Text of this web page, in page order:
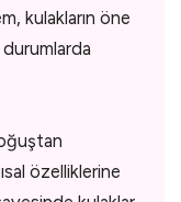
kulakların öne
özelliklerine